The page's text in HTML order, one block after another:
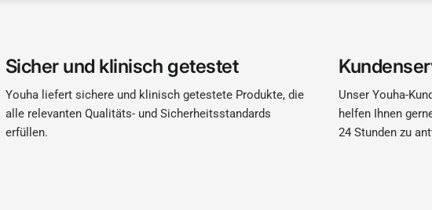
Sicher und klinisch getestet
Youha liefert sichere und klinisch getestete Produkte, die
alle relevanten Qualitäts- und Sicherheitsstandards
erfüllen.
Unser Youha-
helfen Ihnen
24 Stunden zu